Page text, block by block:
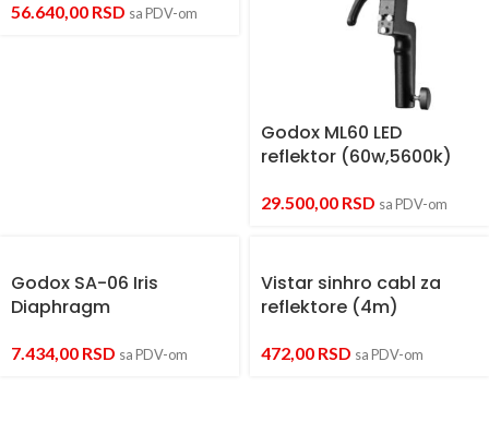
56.640,00 RSD sa PDV-om
Godox ML60 LED
reflektor (60w,5600k)
29.500,00 RSD sa PDV-om
Godox SA-06 Iris
Diaphragm
7.434,00 RSD sa PDV-om
Vistar sinhro cabl za
reflektore (4m)
472,00 RSD sa PDV-om